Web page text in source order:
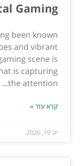
Gaming
been known
and vibrant
scene is
is capturing
the attention...
קרא עוד »
יונ 19, 2026